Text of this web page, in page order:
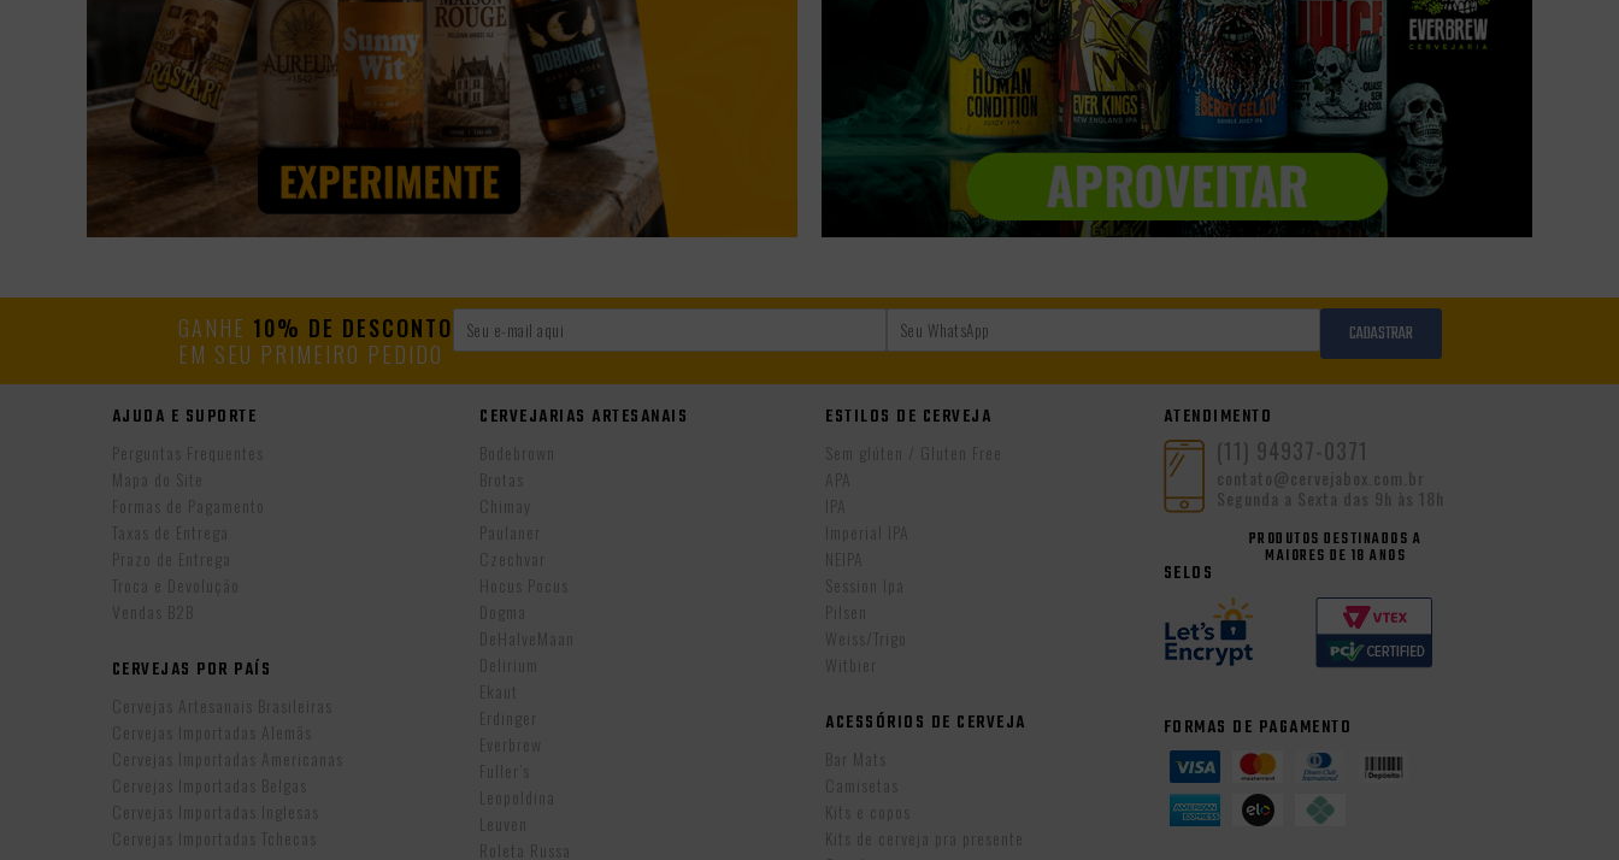
GANHE 10% DE DESCONTO
EM SEU PRIMEIRO PEDIDO
CADASTRAR
AJUDA E SUPORTE
Perguntas Frequentes
Mapa do Site
Formas de Pagamento
Taxas de Entrega
Prazo de Entrega
Troca e Devolução
Vendas B2B
CERVEJAS POR PAÍS
Cervejas Artesanais Brasileiras
Cervejas Importadas Alemãs
Cervejas Importadas Americanas
Cervejas Importadas Belgas
Cervejas Importadas Inglesas
Cervejas Importadas Tchecas
CERVEJARIAS ARTESANAIS
Bodebrown
Brotas
Chimay
Paulaner
Czechvar
Hocus Pocus
Dogma
DeHalveMaan
Delirium
Ekaut
Erdinger
Everbrew
Fuller’s
Leopoldina
Leuven
Roleta Russa
ESTILOS DE CERVEJA
Sem glúten / Gluten Free
APA
IPA
Imperial IPA
NEIPA
Session Ipa
Pilsen
Weiss/Trigo
Witbier
ACESSÓRIOS DE CERVEJA
Bar Mats
Camisetas
Kits e copos
Kits de cerveja pra presente
ATENDIMENTO
(11) 94937-0371
contato@cervejabox.com.br
Segunda a Sexta das 9h às 18h
PRODUTOS DESTINADOS A
MAIORES DE 18 ANOS
SELOS
FORMAS DE PAGAMENTO